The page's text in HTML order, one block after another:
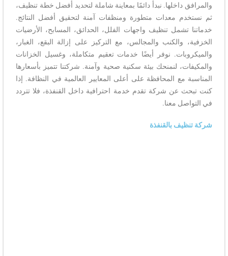
والمرافق داخلها. نبدأ دائمًا بمعاينة شاملة لتحديد أفضل خطة تنظيف،
ثم نستخدم معدات متطورة ومنظفات آمنة لتحقيق أفضل النتائج.
خدماتنا تشمل تنظيف واجهات الفلل، الحدائق، المسابح، الأرضيات
الخزفية، والكنب والمجالس، مع التركيز على إزالة البقع، الغبار،
والميكروبات. نوفر أيضًا خدمات تعقيم متكاملة، وغسيل الخزانات
والمكيفات، لنمنحك بيئة سكنية صحية وآمنة. شركتنا تتميز بأسعارها
المناسبة مع المحافظة على أعلى المعايير العالمية في النظافة. إذا
كنت تبحث عن شركة تقدم خدمة احترافية داخل القنفذة، فلا تتردد
في التواصل معنا.
شركة تنظيف بالقنفذة